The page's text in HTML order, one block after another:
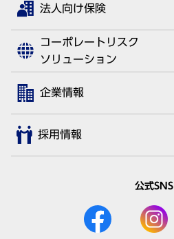
法人向け保険
コーポレートリスク
ソリューション
企業情報
採用情報
公式SNS